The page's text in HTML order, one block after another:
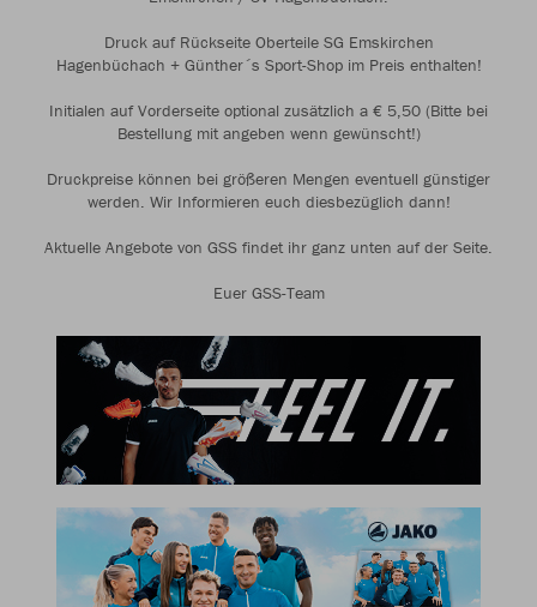
Druck auf Rückseite Oberteile SG Emskirchen
Hagenbüchach + Günther´s Sport-Shop im Preis enthalten!
Initialen auf Vorderseite optional zusätzlich a € 5,50 (Bitte bei
Bestellung mit angeben wenn gewünscht!)
Druckpreise können bei größeren Mengen eventuell günstiger
werden. Wir Informieren euch diesbezüglich dann!
Aktuelle Angebote von GSS findet ihr ganz unten auf der Seite.
Euer GSS-Team